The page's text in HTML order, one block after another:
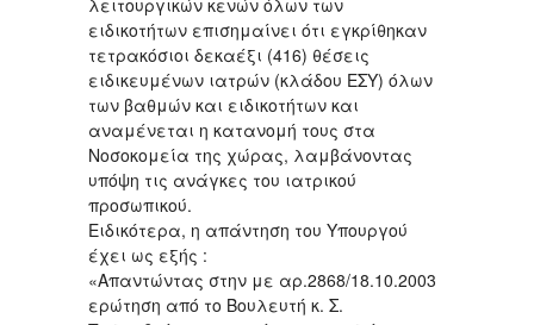
λειτουργικών κενών όλων των
ειδικοτήτων επισημαίνει ότι εγκρίθηκαν
τετρακόσιοι δεκαέξι (416) θέσεις
ειδικευμένων ιατρών (κλάδου ΕΣΥ) όλων
των βαθμών και ειδικοτήτων και
αναμένεται η κατανομή τους στα
Νοσοκομεία της χώρας, λαμβάνοντας
υπόψη τις ανάγκες του ιατρικού
προσωπικού.
Ειδικότερα, η απάντηση του Υπουργού
έχει ως εξής :
«Απαντώντας στην με αρ.2868/18.10.2003
ερώτηση από το Βουλευτή κ. Σ.